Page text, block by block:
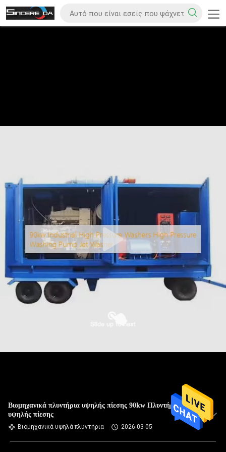
Βιομηχανικά πλυντήρια υψηλής πίεσης 90kw Πλυντήρια
υψηλής πίεσης
Βιομηχανικά υψηλά πλυντήρια 2026-03-05